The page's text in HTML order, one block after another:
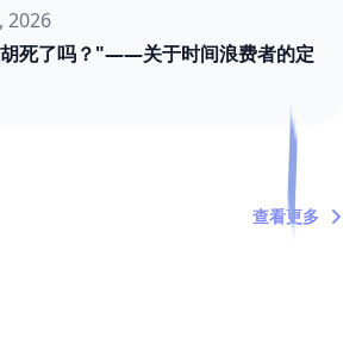
死了吗？"——关于时间浪费者的定
2026
考保分3月15日批次全部交付成功
查看更多